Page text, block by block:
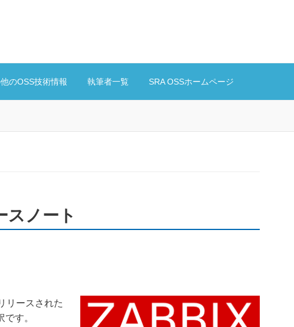
のOSS技術情報 執筆者一覧 SRA OSSホームページ
スノート
リースされた
です。